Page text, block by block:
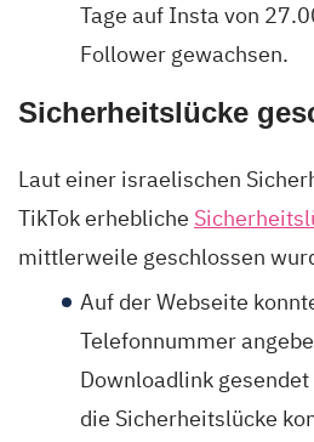
Tage auf Insta von
Follower gewachsen.
Sicherheitslücke
Laut einer israelischen
TikTok erhebliche
mittlerweile geschlossen
Auf der Webseite
Telefonnummer
Downloadlink
die Sicherheitslücke